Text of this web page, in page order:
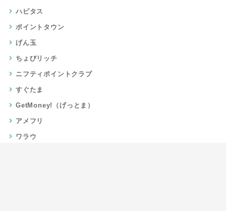
ハピタス
ポイントタウン
げん玉
ちょびリッチ
ニフティポイントクラブ
すぐたま
GetMoney!（げっとま）
アメフリ
ワラウ